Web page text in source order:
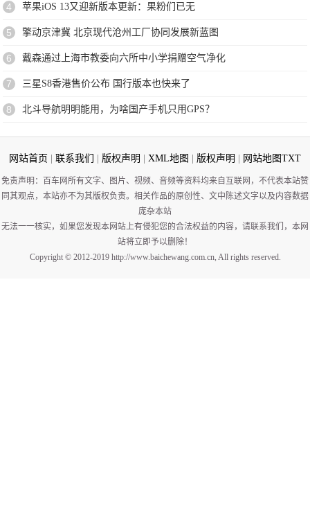
4 苹果iOS 13又迎新版本更新：果粉们已无
5 擎动京津冀 北京现代沧州工厂协同发展新蓝图
6 戴森通过上海市教委向六所中小学捐赠空气净化
7 三星S8香港售价公布 国行版本也快来了
8 北斗导航明明能用，为啥国产手机只用GPS？
网站首页 联系我们 版权声明 XML地图 版权声明 网站地图TXT
免责声明：百车网所有文字、图片、视频、音频等资料均来自互联网，不代表本站赞
同其观点，本站亦不为其版权负责。相关作品的原创性、文中陈述文字以及内容数据
庞杂本站
无法一一核实，如果您发现本网站上有侵犯您的合法权益的内容，请联系我们，本网
站将立即予以删除！
Copyright © 2012-2019 http://www.baichewang.com.cn, All rights reserved.